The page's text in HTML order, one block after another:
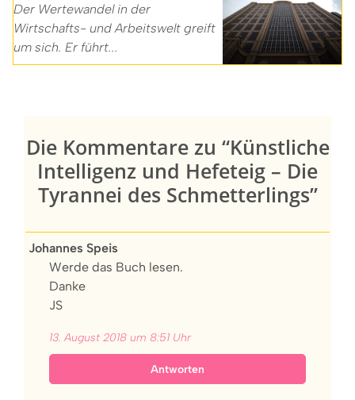
Der Wertewandel in der
Wirtschafts- und Arbeitswelt greift
um sich. Er führt...
Die Kommentare zu “Künstliche
Intelligenz und Hefeteig – Die
Tyrannei des Schmetterlings”
Johannes Speis
Werde das Buch lesen.
Danke
JS
13. August 2018 um 8:51 Uhr
Antworten